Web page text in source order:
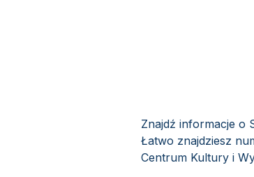
Znajdź informacje o
Łatwo znajdziesz
Centrum Kultury i